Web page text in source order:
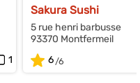
1
Sakura Sushi
5 rue henri barbusse
93370 Montfermeil
6